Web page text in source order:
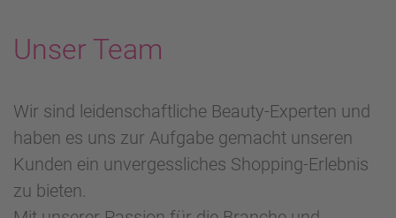
Unser Team
Wir sind leidenschaftliche Beauty-Experten und
haben es uns zur Aufgabe gemacht unseren
Kunden ein unvergessliches Shopping-Erlebnis
zu bieten.